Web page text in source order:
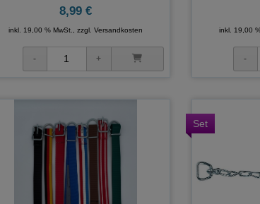
8,99 €
inkl. 19,00 % MwSt., zzgl. Versandkosten inkl. 19,00
Set